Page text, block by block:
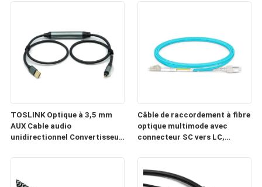
TOSLINK Optique à 3,5 mm
AUX Cable audio
unidirectionnel Convertisseur
télévision
Câble de raccordement à fibre
optique multimode avec
connecteur SC vers LC,
télécommunications